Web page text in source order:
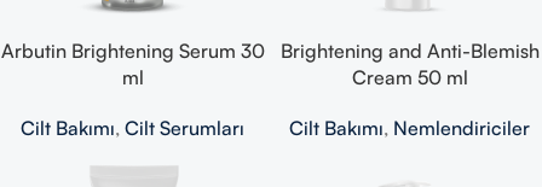
Arbutin Brightening Serum 30
ml
Cilt Bakımı, Cilt Serumları
Brightening and Anti-Blemish
Cream 50 ml
Cilt Bakımı, Nemlendiriciler